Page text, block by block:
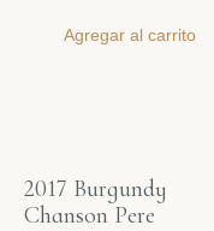
Agregar al carrito
2017 Burgundy
Chanson Pere